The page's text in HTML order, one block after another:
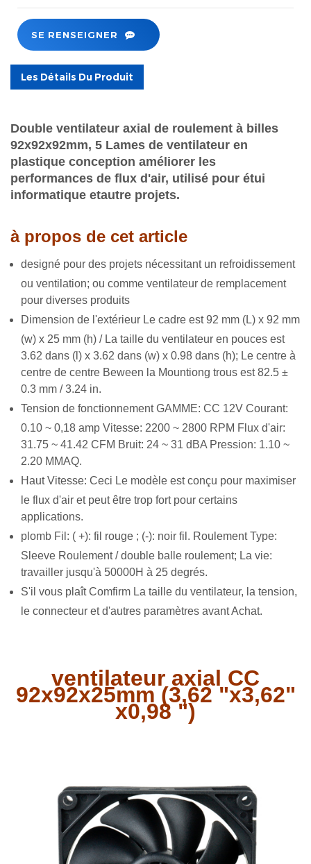
SE RENSEIGNER
Les Détails Du Produit
Double ventilateur axial de roulement à billes
92x92x92mm, 5 Lames de ventilateur en
plastique conception améliorer les
performances de flux d'air, utilisé pour étui
informatique etautre projets.
à propos de cet article
designé pour des projets nécessitant un refroidissement
ou ventilation; ou comme ventilateur de remplacement
pour diverses produits
Dimension de l'extérieur Le cadre est 92 mm (L) x 92 mm
(w) x 25 mm (h) / La taille du ventilateur en pouces est
3.62 dans (l) x 3.62 dans (w) x 0.98 dans (h); Le centre à
centre de centre Beween la Mountiong trous est 82.5 ±
0.3 mm / 3.24 in.
Tension de fonctionnement GAMME: CC 12V Courant:
0.10 ~ 0,18 amp Vitesse: 2200 ~ 2800 RPM Flux d'air:
31.75 ~ 41.42 CFM Bruit: 24 ~ 31 dBA Pression: 1.10 ~
2.20 MMAQ.
Haut Vitesse: Ceci Le modèle est conçu pour maximiser
le flux d'air et peut être trop fort pour certains
applications.
plomb Fil: ( +): fil rouge ; (-): noir fil. Roulement Type:
Sleeve Roulement / double balle roulement; La vie:
travailler jusqu'à 50000H à 25 degrés.
S'il vous plaît Comfirm La taille du ventilateur, la tension,
le connecteur et d'autres paramètres avant Achat.
ventilateur axial CC
92x92x25mm (3,62 "x3,62"
x0,98 ")